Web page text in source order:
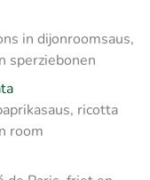
in dijonroomsaus,
sperziebonen
ricotta
room